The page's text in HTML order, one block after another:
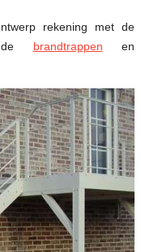
rekening met de
brandtrappen en